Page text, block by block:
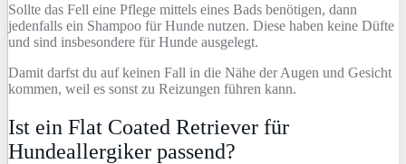
Sollte das Fell eine Pflege mittels eines Bads benötigen, dann
jedenfalls ein Shampoo für Hunde nutzen. Diese haben keine Düfte
und sind insbesondere für Hunde ausgelegt.
Damit darfst du auf keinen Fall in die Nähe der Augen und Gesicht
kommen, weil es sonst zu Reizungen führen kann.
Ist ein Flat Coated Retriever für
Hundeallergiker passend?